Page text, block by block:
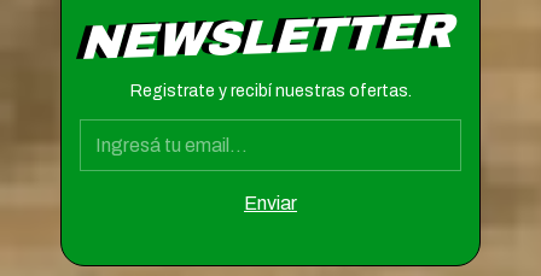
NEWSLETTER
Registrate y recibí nuestras ofertas.